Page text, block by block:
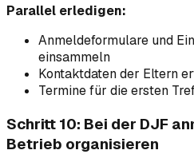
Parallel erledigen:
Anmeldeformulare und
einsammeln
Kontaktdaten der Eltern
Termine für die ersten
Schritt 10: Bei der DJF
Betrieb organisieren